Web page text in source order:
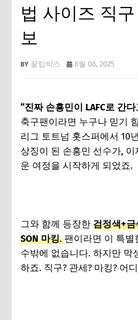
법 사이즈 직
보
꿀팁박스 8월 08, 2025
“진짜 손흥민이 LAFC로 간다
축구팬이라면 누구나 믿기
리그 토트넘 홋스퍼에서 10
상징이 된 손흥민 선수가,
운 여정을 시작하게 되었죠.
그와 함께 등장한 검정색+금
SON 마킹.팬이라면 이 특별
수밖에 없습니다. 하지만 막
하죠. 직구? 관세? 마킹? 어